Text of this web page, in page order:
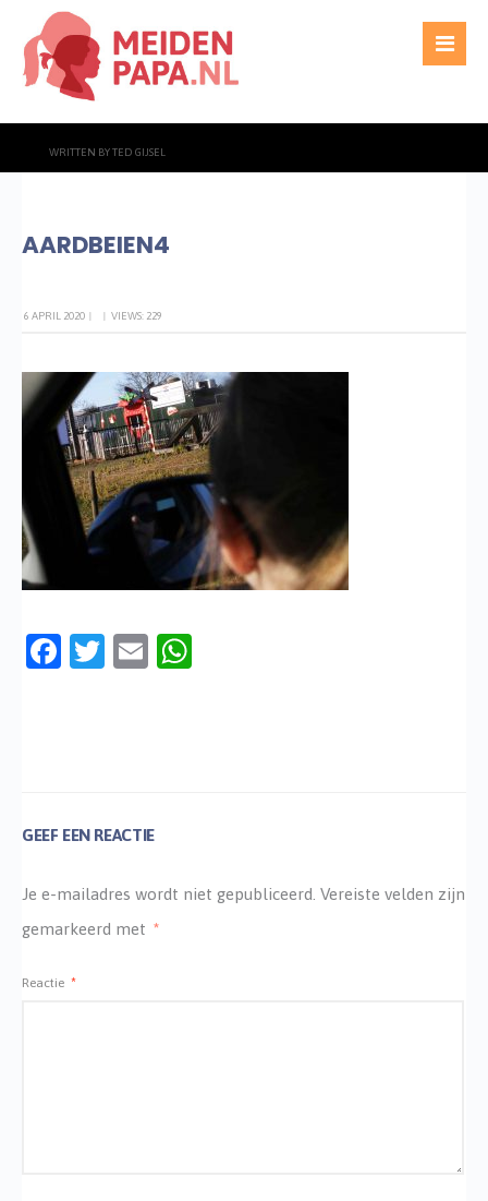
WRITTEN BYTED GIJSEL
AARDBEIEN4
6 APRIL 2020 | | VIEWS: 229
Facebook
Twitter
Email
GEEF EEN REACTIE
Je e-mailadres wordt niet gepubliceerd. Vereiste velden zijn
gemarkeerd met *
Reactie *